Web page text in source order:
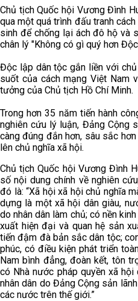
Chủ tịch Quốc hội Vương Đình
qua một quá trình đấu tranh
sinh để chống lại ách đô hộ và
chân lý "Không có gì quý hơn
Độc lập dân tộc gắn liền với
suốt của cách mạng Việt Nam
tưởng của Chủ tịch Hồ Chí Minh.
Trong hơn 35 năm tiến hành
nghiên cứu lý luận, Đảng Cộng
càng đúng đắn hơn, sâu sắc
lên chủ nghĩa xã hội.
Chủ tịch Quốc hội Vương Đình
số nội dung chính về nghiên
đó là: “Xã hội xã hội chủ nghĩa
dựng là một xã hội dân giàu,
do nhân dân làm chủ; có nền
xuất hiện đại và quan hệ sản
tiến đậm đà bản sắc dân tộc;
phúc, có điều kiện phát triển
Nam bình đẳng, đoàn kết, tôn
có Nhà nước pháp quyền xã hội
nhân dân do Đảng Cộng sản
các nước trên thế giới.”